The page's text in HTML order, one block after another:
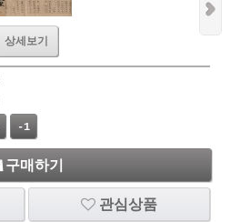
상세보기
-1
구매하기
관심상품